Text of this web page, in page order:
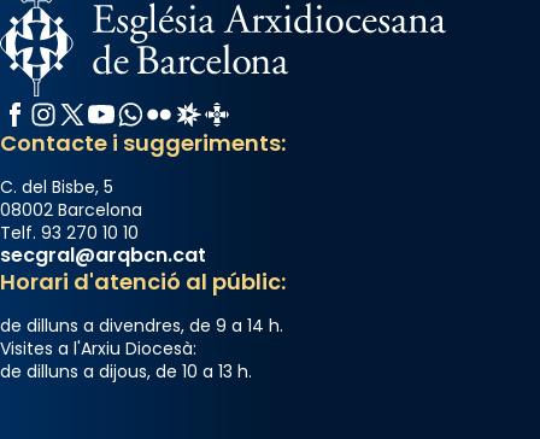
Facebook
Instagram
X / Twitter
YouTube
WhatsApp
FlickrRadio Estel
Catalunya Cristiana
Contacte i suggeriments:
C. del Bisbe, 5
08002 Barcelona
Telf. 93 270 10 10
secgral@arqbcn.cat
Horari d'atenció al públic:
de dilluns a divendres, de 9 a 14 h.
Visites a l'Arxiu Diocesà:
de dilluns a dijous, de 10 a 13 h.